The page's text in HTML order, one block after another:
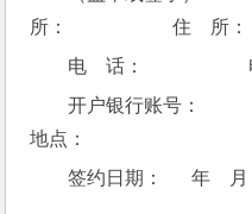
所：                      住    所：
电    话：
开户银行账号：
地点：
签约日期：      年    月